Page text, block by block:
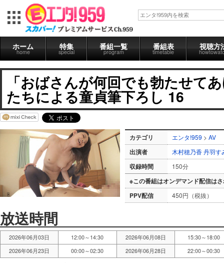
ホーム
home
特集
special
番組一覧
program
番組表
timetable
視聴方
「おばさんが何回でも勃たせて
たちによる童貞筆下ろし 16
カテゴリ エンタ!959 > AV
出演者 木村穂乃香丹羽す
収録時間 150分
※この番組はオンデマンド配信は
PPV配信
450円（税抜）
放送時間
2026年06月03日 12:00～14:30 2026年06月08日
15:30～18:00
2026年06月23日
00:00～02:30 2026年06月28日 22:00～00:30